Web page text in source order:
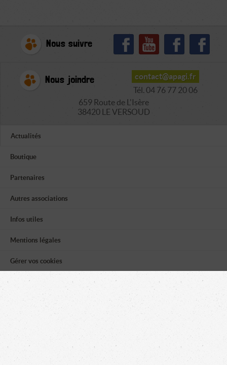
Nous suivre
Nous joindre
contact@apagi.fr
Tél. 04 76 77 20 06
659 Route de L'Isère
38420 LE VERSOUD
Actualités
Boutique
Partenaires
Autres associations
Infos utiles
Mentions légales
Gérer vos cookies